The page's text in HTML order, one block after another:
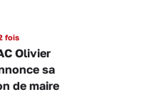
fois
Olivier
sa
de maire